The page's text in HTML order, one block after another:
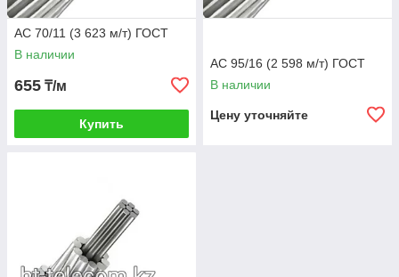
АС 70/11 (3 623 м/т) ГОСТ
В наличии
655 ₸/м
Купить
АС 95/16 (2 598 м/т) ГОСТ
В наличии
Цену уточняйте